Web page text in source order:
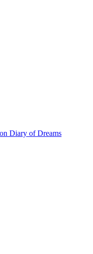
Diary of Dreams